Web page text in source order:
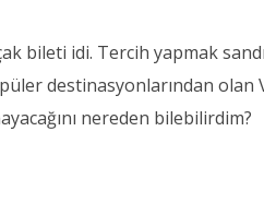
bileti idi. Tercih yapmak
destinasyonlarından olan
nereden bilebilirdim?